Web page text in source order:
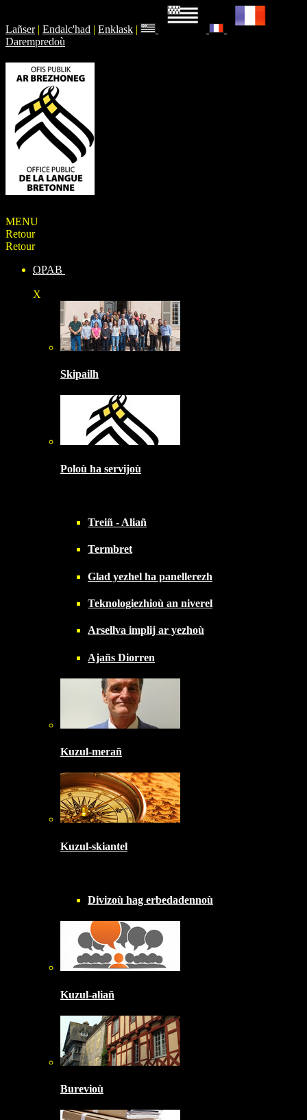
Lañser | Endalc'had | Enklask |
Darempredoù
MENU
Retour
Retour
OPAB
X
Skipailh
Poloù ha servijoù
Treiñ - Aliañ
Termbret
Glad yezhel ha panellerezh
Teknologiezhioù an niverel
Arsellva implij ar yezhoù
Ajañs Diorren
Kuzul-merañ
Kuzul-skiantel
Divizoù hag erbedadennoù
Kuzul-aliañ
Burevioù